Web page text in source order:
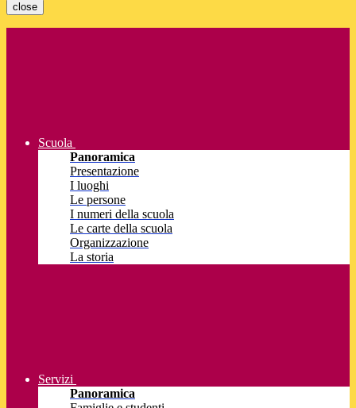
close
Scuola
Panoramica
Presentazione
I luoghi
Le persone
I numeri della scuola
Le carte della scuola
Organizzazione
La storia
Servizi
Panoramica